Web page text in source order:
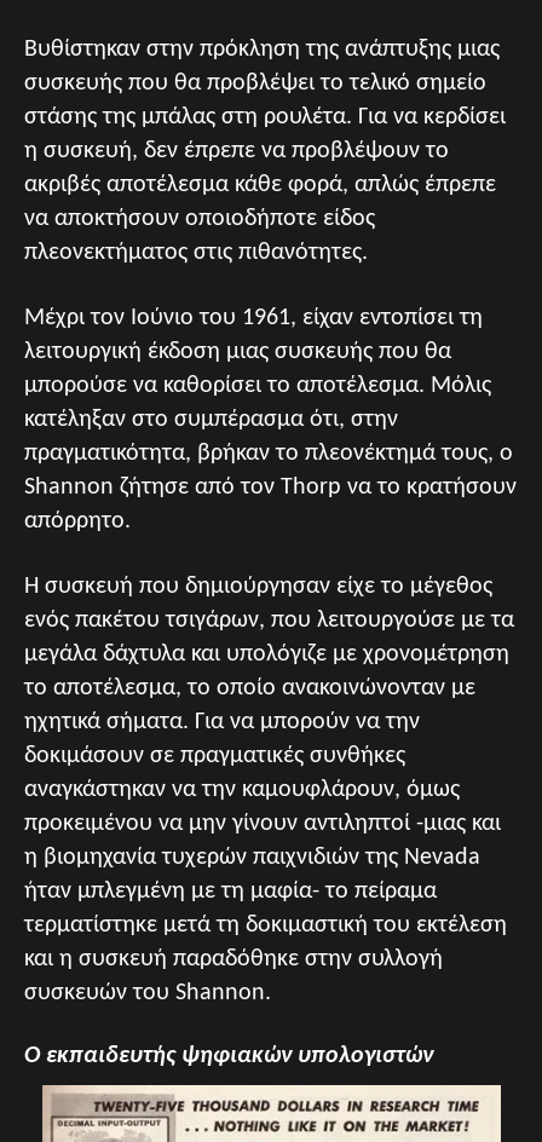
Βυθίστηκαν στην πρόκληση της ανάπτυξης μιας
συσκευής που θα προβλέψει το τελικό σημείο
στάσης της μπάλας στη ρουλέτα. Για να κερδίσει
η συσκευή, δεν έπρεπε να προβλέψουν το
ακριβές αποτέλεσμα κάθε φορά, απλώς έπρεπε
να αποκτήσουν οποιοδήποτε είδος
πλεονεκτήματος στις πιθανότητες.
Μέχρι τον Ιούνιο του 1961, είχαν εντοπίσει τη
λειτουργική έκδοση μιας συσκευής που θα
μπορούσε να καθορίσει το αποτέλεσμα. Μόλις
κατέληξαν στο συμπέρασμα ότι, στην
πραγματικότητα, βρήκαν το πλεονέκτημά τους, ο
Shannon ζήτησε από τον Thorp να το κρατήσουν
απόρρητο.
Η συσκευή που δημιούργησαν είχε το μέγεθος
ενός πακέτου τσιγάρων, που λειτουργούσε με τα
μεγάλα δάχτυλα και υπολόγιζε με χρονομέτρηση
το αποτέλεσμα, το οποίο ανακοινώνονταν με
ηχητικά σήματα. Για να μπορούν να την
δοκιμάσουν σε πραγματικές συνθήκες
αναγκάστηκαν να την καμουφλάρουν, όμως
προκειμένου να μην γίνουν αντιληπτοί -μιας και
η βιομηχανία τυχερών παιχνιδιών της Nevada
ήταν μπλεγμένη με τη μαφία- το πείραμα
τερματίστηκε μετά τη δοκιμαστική του εκτέλεση
και η συσκευή παραδόθηκε στην συλλογή
συσκευών του Shannon.
Ο εκπαιδευτής ψηφιακών υπολογιστών